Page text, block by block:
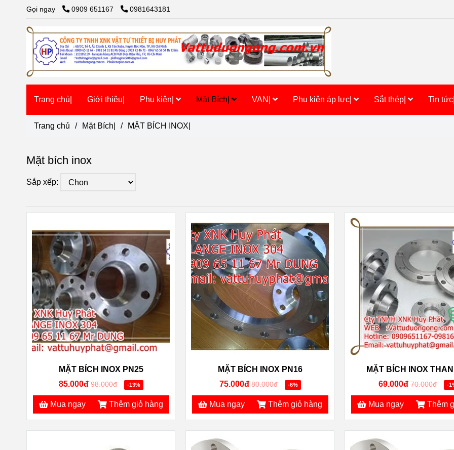
Gọi ngay 0909 651167 0981643181
Trang chủ| Giới thiệu| Phụ kiện| Mặt Bích| VAN| Phụ kiện áp lực| Sắt thép| Tin tức|
Trang chủ / Mặt Bích| / MẶT BÍCH INOX|
Mặt bích inox
Sắp xếp:
MẶT BÍCH INOX PN25
85.000đ 98.000đ -13%
Mua ngay Thêm giỏ hàng
MẶT BÍCH INOX PN16
75.000đ 80.000đ -6%
Mua ngay Thêm giỏ hàng
MẶT BÍCH INOX
69.000đ 70.000đ -
Mua ngay Thêm